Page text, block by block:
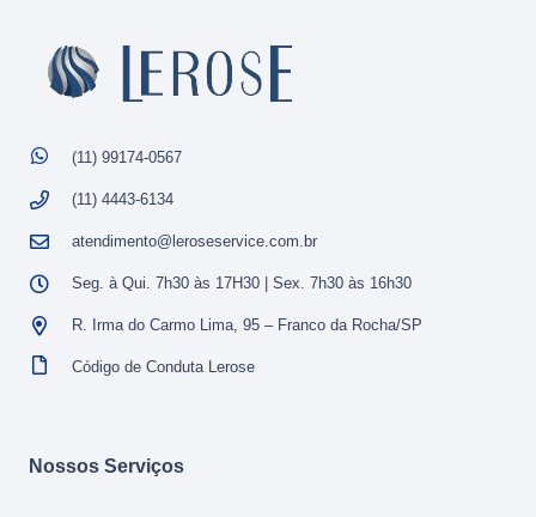
(11) 99174-0567
(11) 4443-6134
atendimento@leroseservice.com.br
Seg. à Qui. 7h30 às 17H30 | Sex. 7h30 às 16h30
R. Irma do Carmo Lima, 95 – Franco da Rocha/SP
Código de Conduta Lerose
Nossos Serviços